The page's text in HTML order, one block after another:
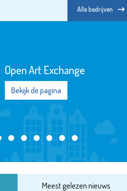
Alle bedrijven
Open Art Exchange
Bekijk de pagina
Meest gelezen nieuws